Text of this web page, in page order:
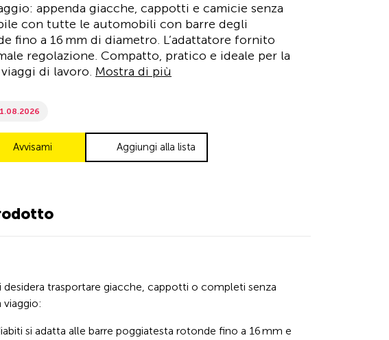
appenda giacche, cappotti e camicie senza
con tutte le automobili con barre degli
fino a 16 mm di diametro. L’adattatore fornito
regolazione. Compatto, pratico e ideale per la
di lavoro. Mostra di più
quantity
Avvisami Aggiungi alla lista
trasportare giacche, cappotti o completi senza
viaggio:
si adatta alle barre poggiatesta rotonde fino a 16 mm e